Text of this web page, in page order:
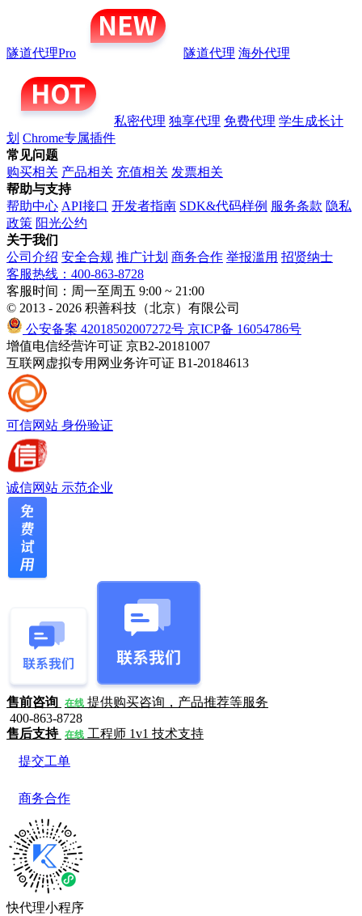
隧道代理Pro 隧道代理 海外代理
私密代理 独享代理 免费代理 学生成长计
划 Chrome专属插件
常见问题
购买相关 产品相关 充值相关 发票相关
帮助与支持
帮助中心 API接口 开发者指南 SDK&代码样例 服务条款 隐私
政策 阳光公约
关于我们
公司介绍 安全合规 推广计划 商务合作 举报滥用 招贤纳士
客服热线：400-863-8728
客服时间：周一至周五 9:00 ~ 21:00
© 2013 - 2026 积善科技（北京）有限公司
公安备案 42018502007272号 京ICP备 16054786号
增值电信经营许可证 京B2-20181007
互联网虚拟专用网业务许可证 B1-20184613
可信网站 身份验证
诚信网站 示范企业
售前咨询 在线 提供购买咨询，产品推荐等服务
400-863-8728
售后支持 在线 工程师 1v1 技术支持
提交工单
商务合作
快代理小程序